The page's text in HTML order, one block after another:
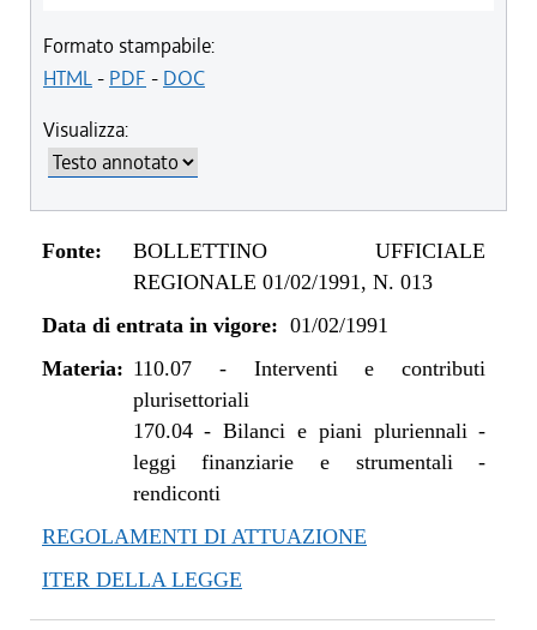
Formato stampabile:
HTML- PDF - DOC
Visualizza:
Fonte:
BOLLETTINO UFFICIALE
REGIONALE 01/02/1991, N. 013
Data di entrata in vigore: 01/02/1991
Materia: 110.07- Interventi e contributi
plurisettoriali
170.04-Bilanci e piani pluriennali -
leggi finanziarie e strumentali -
rendiconti
REGOLAMENTI DI ATTUAZIONE
ITER DELLA LEGGE